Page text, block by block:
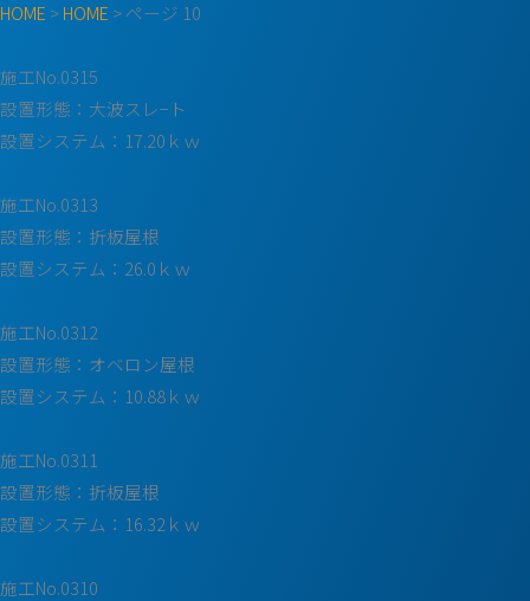
HOME >HOME >ページ 10
施工No.0315
設置形態：大波スレ−ト
設置システム：17.20ｋｗ
施工No.0313
設置形態：折板屋根
設置システム：26.0ｋｗ
施工No.0312
設置形態：オベロン屋根
設置システム：10.88ｋｗ
施工No.0311
設置形態：折板屋根
設置システム：16.32ｋｗ
施工No.0310